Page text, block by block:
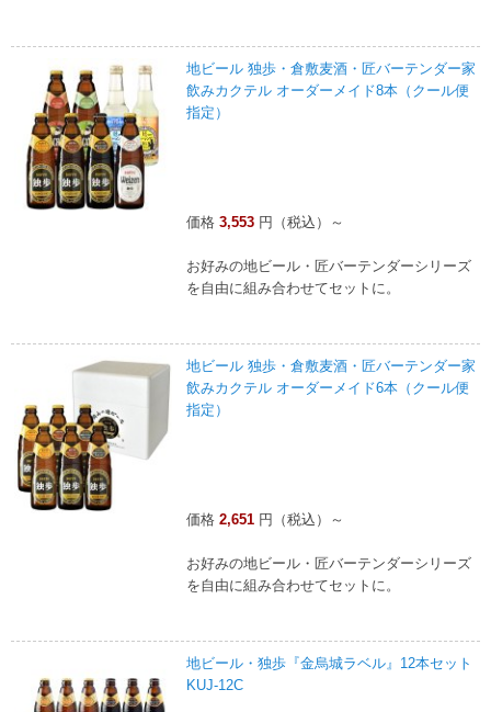
地ビール 独歩・倉敷麦酒・匠バーテンダー家
飲みカクテル オーダーメイド8本（クール便
指定）
価格 3,553 円（税込）～
お好みの地ビール・匠バーテンダーシリーズ
を自由に組み合わせてセットに。
地ビール 独歩・倉敷麦酒・匠バーテンダー家
飲みカクテル オーダーメイド6本（クール便
指定）
価格 2,651 円（税込）～
お好みの地ビール・匠バーテンダーシリーズ
を自由に組み合わせてセットに。
地ビール・独歩『金烏城ラベル』12本セット
KUJ-12C